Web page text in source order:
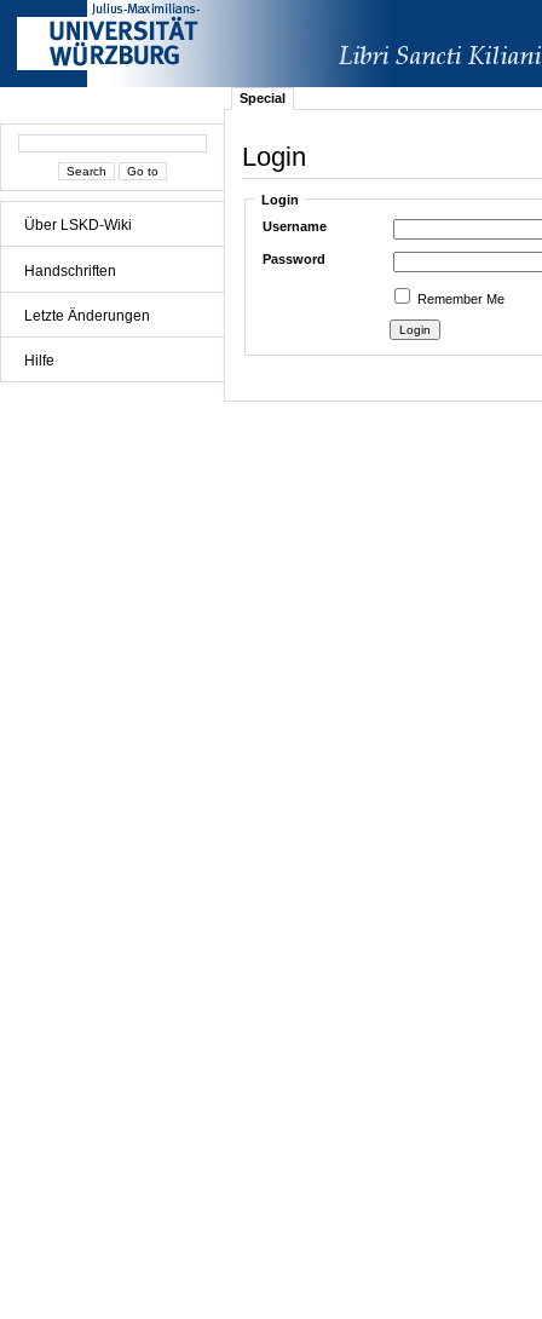
Über LSKD-Wiki
Handschriften
Letzte Änderungen
Hilfe
Special
Login
Login
Username
Password
Remember Me